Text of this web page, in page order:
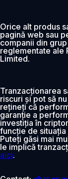
Orice alt produs
pagină web sau
companii din
reglementate ale
Limited.
Tranzacționarea
riscuri și pot să
rețineți că
garanție a
investiția în
funcție de
Puteți găsi mai
le implică
aici.